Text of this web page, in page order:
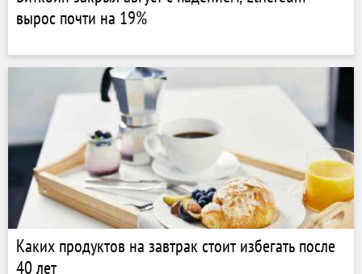
вырос почти на 19%
Каких продуктов на завтрак стоит избегать после
40 лет